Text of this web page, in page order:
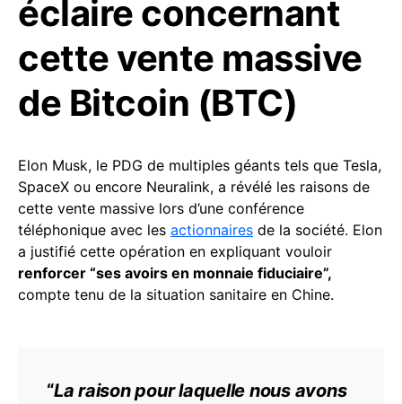
éclaire concernant
cette vente massive
de Bitcoin (BTC)
Elon Musk, le PDG de multiples géants tels que Tesla,
SpaceX ou encore Neuralink, a révélé les raisons de
cette vente massive lors d’une conférence
téléphonique avec les actionnaires de la société. Elon
a justifié cette opération en expliquant vouloir
renforcer “ses avoirs en monnaie fiduciaire”,
compte tenu de la situation sanitaire en Chine.
“La raison pour laquelle nous avons